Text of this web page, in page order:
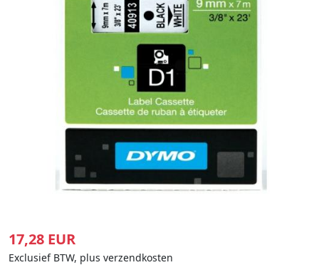
17,28 EUR
Exclusief BTW, plus verzendkosten